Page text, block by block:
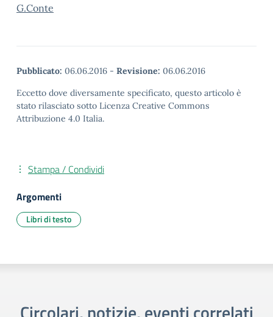
G.Conte
Pubblicato: 06.06.2016 - Revisione: 06.06.2016
Eccetto dove diversamente specificato, questo articolo è
stato rilasciato sotto Licenza Creative Commons
Attribuzione 4.0 Italia.
Stampa / Condividi
Argomenti
Libri di testo